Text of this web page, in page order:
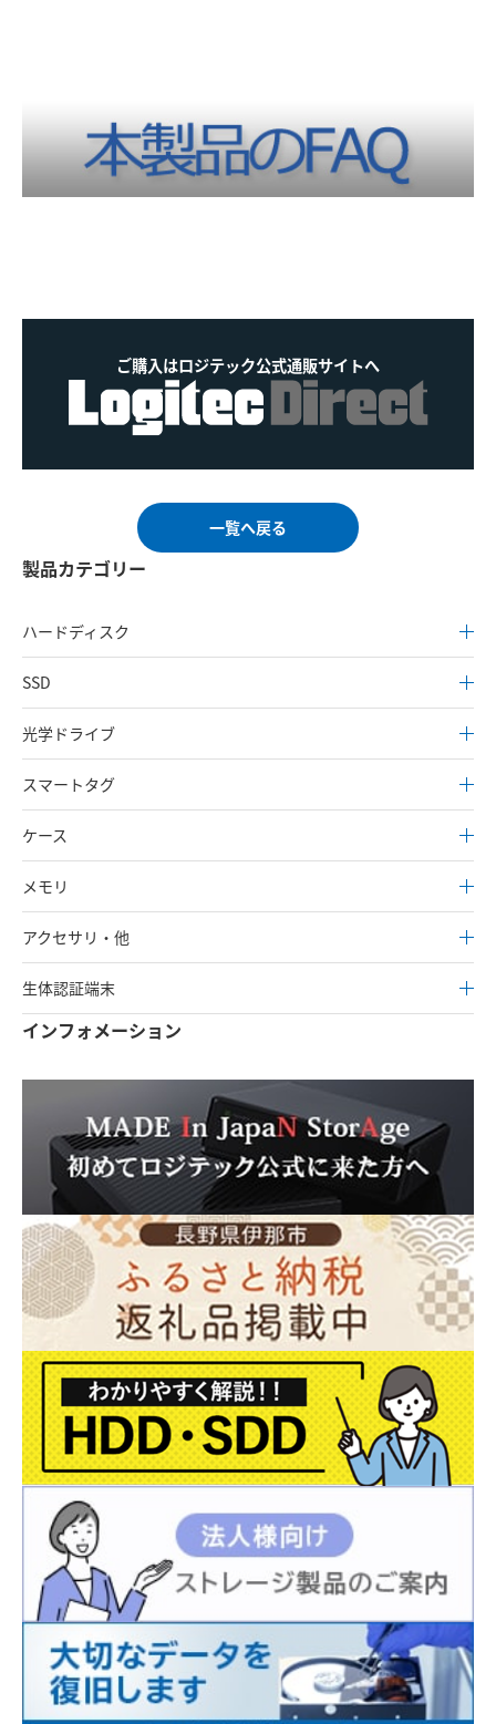
ご購入はロジテック公式通販サイトへ
一覧へ戻る
製品カテゴリー
ハードディスク
SSD
光学ドライブ
スマートタグ
ケース
メモリ
アクセサリ・他
生体認証端末
インフォメーション